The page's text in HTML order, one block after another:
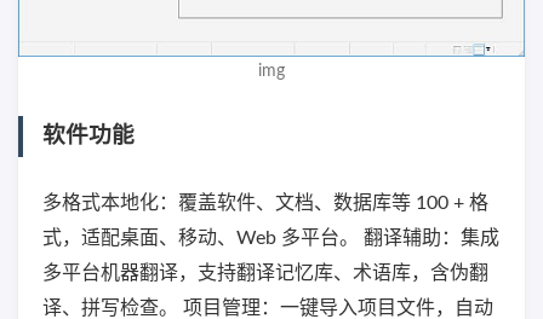
img
软件功能
多格式本地化：覆盖软件、文档、数据库等 100 + 格
式，适配桌面、移动、Web 多平台。 翻译辅助：集成
多平台机器翻译，支持翻译记忆库、术语库，含伪翻
译、拼写检查。 项目管理：一键导入项目文件，自动